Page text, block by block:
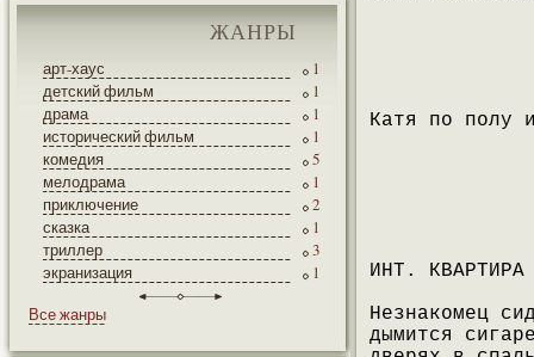
ЖАНРЫ
арт-хаус
1
детский фильм
1
драма
1
исторический фильм
1
комедия
5
мелодрама
1
приключение
2
сказка
1
триллер
3
экранизация
1
Все жанры
Катя по полу
ИНТ. КВАРТИРА
Незнакомец
дымится